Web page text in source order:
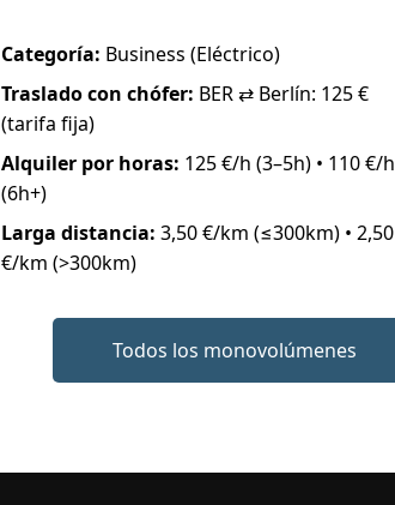
Categoría: Business (Eléctrico)
Traslado con chófer: BER ⇄ Berlín: 125 €
(tarifa fija)
Alquiler por horas: 125 €/h (3–5h) • 110 €/h
(6h+)
Larga distancia: 3,50 €/km (≤300km) • 2,50
€/km (>300km)
Todos los monovolúmenes